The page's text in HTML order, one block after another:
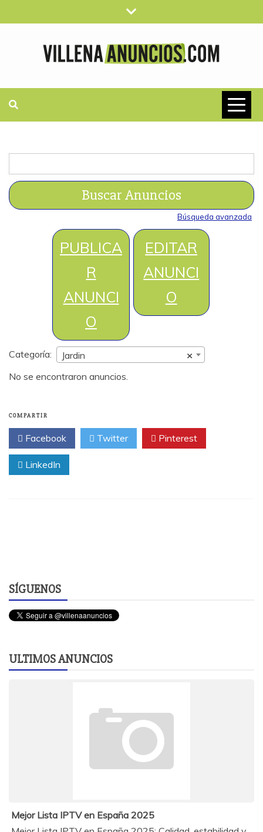
al
Búsqueda avanzada
PUBLICA
R
ANUNCI
O
EDITAR
ANUNCI
O
Categoría: ×
Jardin
No se encontraron anuncios.
COMPARTIR
Facebook Twitter Pinterest
LinkedIn
SÍGUENOS
ULTIMOS ANUNCIOS
Mejor Lista IPTV en España 2025